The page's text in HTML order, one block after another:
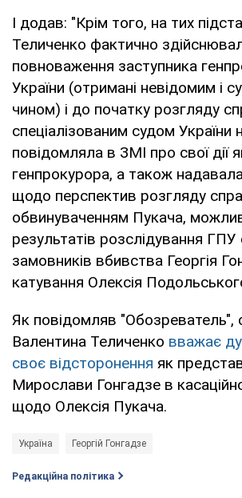
І додав: "Крім того, на тих
Теличенко фактично
повноваження заступника
України (отримані невідомим і
чином) і до початку розгляду
спеціалізованим судом України
повідомляла в ЗМІ про свої дії
генпрокурора, а також
щодо перспектив розгляду
обвинуваченням Пукача,
результатів розслідування
замовників вбивства Георгія
катування Олексія
Як повідомляв "Обозреватель",
Валентина Теличенко вважає
своє відсторонення як
Мирослави Гонгадзе в
щодо Олексія Пукача.
Україна Георгій Гонгадзе
Редакційна політика